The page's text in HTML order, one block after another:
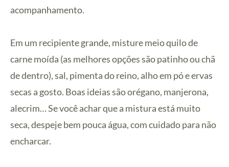
acompanhamento.
Em um recipiente grande, misture meio quilo de
carne moída (as melhores opções são patinho ou chã
de dentro), sal, pimenta do reino, alho em pó e ervas
secas a gosto. Boas ideias são orégano, manjerona,
alecrim… Se você achar que a mistura está muito
seca, despeje bem pouca água, com cuidado para não
encharcar.